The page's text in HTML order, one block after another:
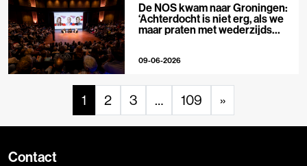
De NOS kwam naar Groningen:
‘Achterdocht is niet erg, als we
maar praten met wederzijds
09-06-2026
1 2 3 … 109 »
Contact